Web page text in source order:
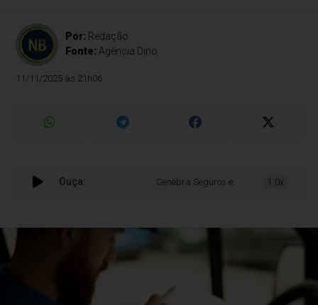
Por: Redação
Fonte: Agência Dino
11/11/2025 às 21h06
Ouça: Genebra Seguros esclarece cobertura
1.0x